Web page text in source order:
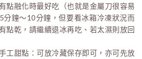
點融化時最好吃（也就是金屬刀很容易
分鐘～10分鐘，但要看冰箱冷凍狀況而
點乾，請繼續退冰再吃、若太濕則放回
工甜點：可放冷藏保存即可，亦可先放